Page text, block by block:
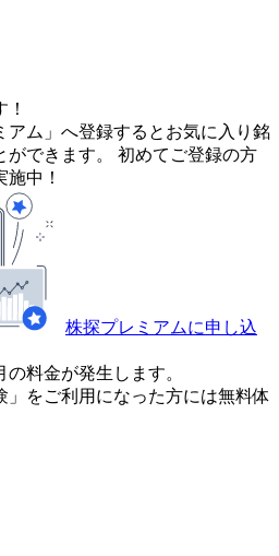
アム」へ登録するとお気に入り銘
ができます。 初めてご登録の方
中！
株探プレミアムに申し込
料金が発生します。
をご利用になった方には無料体